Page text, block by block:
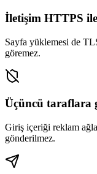
İletişim HTTPS
Sayfa yüklemesi de
göremez.
Üçüncü taraflara
Giriş içeriği reklam
gönderilmez.